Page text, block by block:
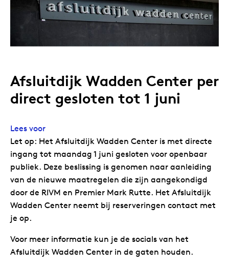
Afsluitdijk Wadden Center per
direct gesloten tot 1 juni
Lees voor
Let op: Het Afsluitdijk Wadden Center is met directe
ingang tot maandag 1 juni gesloten voor openbaar
publiek. Deze beslissing is genomen naar aanleiding
van de nieuwe maatregelen die zijn aangekondigd
door de RIVM en Premier Mark Rutte. Het Afsluitdijk
Wadden Center neemt bij reserveringen contact met
je op.
Voor meer informatie kun je de socials van het
Afsluitdijk Wadden Center in de gaten houden.